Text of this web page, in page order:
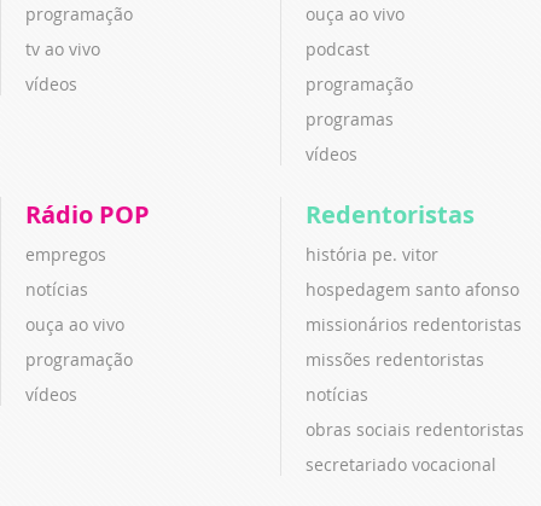
programação
tv ao vivo
vídeos
ouça ao vivo
podcast
programação
programas
vídeos
Rádio POP
empregos
notícias
ouça ao vivo
programação
vídeos
Redentoristas
história pe. vitor
hospedagem santo afonso
missionários redentoristas
missões redentoristas
notícias
obras sociais redentoristas
secretariado vocacional